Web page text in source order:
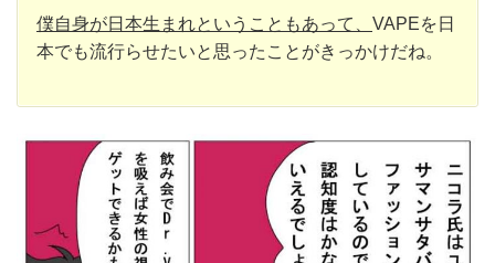
僕自身が日本生まれということもあって、 VAPEを日
本でも流行らせたいと思ったことがきっかけだね。